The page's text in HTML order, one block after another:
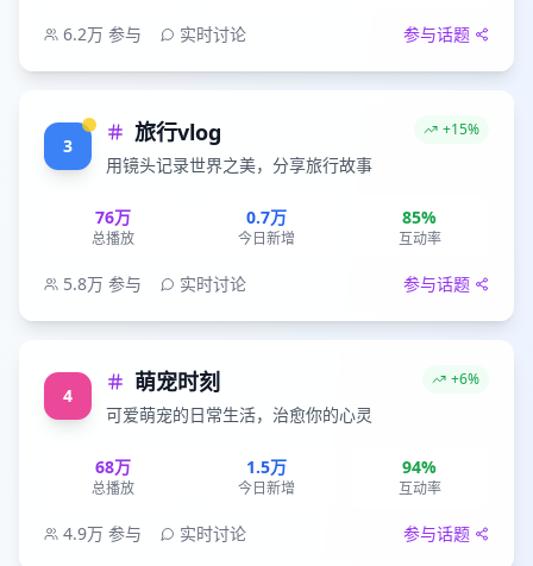
6.2万 参与 实时讨论 参与话题
3 旅行vlog
用镜头记录世界之美，分享旅行故事
+15%
76万
总播放
0.7万
今日新增
85%
互动率
5.8万 参与 实时讨论 参与话题
4 萌宠时刻
可爱萌宠的日常生活，治愈你的心灵
+6%
68万
总播放
1.5万
今日新增
94%
互动率
4.9万 参与 实时讨论 参与话题